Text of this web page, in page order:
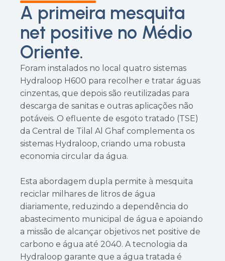
A primeira mesquita
net positive no Médio
Oriente.
Foram instalados no local quatro sistemas
Hydraloop H600 para recolher e tratar águas
cinzentas, que depois são reutilizadas para
descarga de sanitas e outras aplicações não
potáveis. O efluente de esgoto tratado (TSE)
da Central de Tilal Al Ghaf complementa os
sistemas Hydraloop, criando uma robusta
economia circular da água.
Esta abordagem dupla permite à mesquita
reciclar milhares de litros de água
diariamente, reduzindo a dependência do
abastecimento municipal de água e apoiando
a missão de alcançar objetivos net positive de
carbono e água até 2040. A tecnologia da
Hydraloop garante que a água tratada é